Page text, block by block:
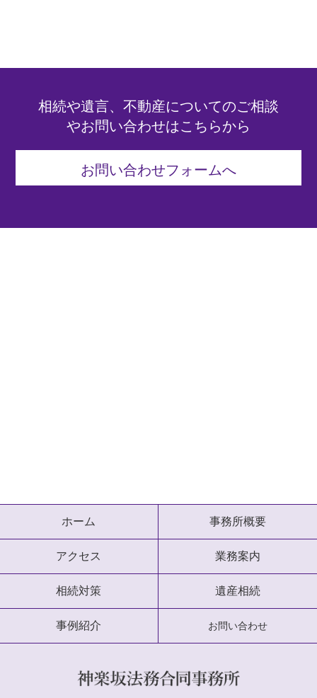
相続や遺言、不動産についてのご相談
やお問い合わせはこちらから
お問い合わせフォームへ
ホーム 事務所概要
アクセス 業務案内
相続対策 遺産相続
事例紹介 お問い合わせ